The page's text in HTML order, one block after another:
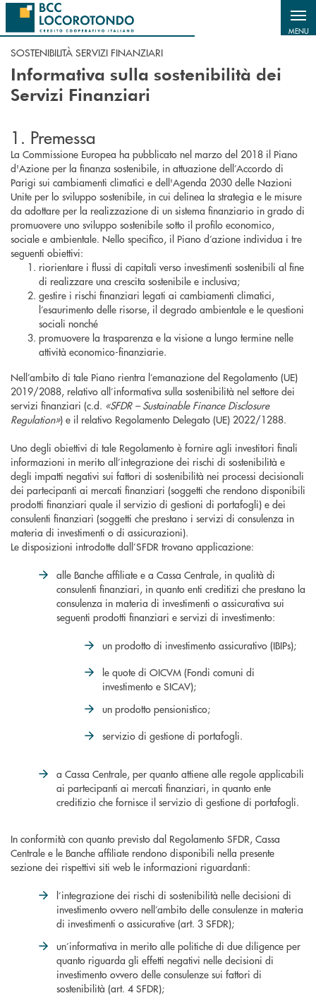
Salta al contenuto principale
MENU
SOSTENIBILITÀ SERVIZI FINANZIARI
Informativa sulla sostenibilità dei
Servizi Finanziari
1. Premessa
La Commissione Europea ha pubblicato nel marzo del 2018 il Piano
d'Azione per la finanza sostenibile, in attuazione dell’Accordo di
Parigi sui cambiamenti climatici e dell'Agenda 2030 delle Nazioni
Unite per lo sviluppo sostenibile, in cui delinea la strategia e le misure
da adottare per la realizzazione di un sistema finanziario in grado di
promuovere uno sviluppo sostenibile sotto il profilo economico,
sociale e ambientale. Nello specifico, il Piano d’azione individua i tre
seguenti obiettivi:
riorientare i flussi di capitali verso investimenti sostenibili al fine
di realizzare una crescita sostenibile e inclusiva;
gestire i rischi finanziari legati ai cambiamenti climatici,
l’esaurimento delle risorse, il degrado ambientale e le questioni
sociali nonché
promuovere la trasparenza e la visione a lungo termine nelle
attività economico-finanziarie.
Nell’ambito di tale Piano rientra l’emanazione del Regolamento (UE)
2019/2088, relativo all’informativa sulla sostenibilità nel settore dei
servizi finanziari (c.d. «SFDR – Sustainable Finance Disclosure
Regulation») e il relativo Regolamento Delegato (UE) 2022/1288.
Uno degli obiettivi di tale Regolamento è fornire agli investitori finali
informazioni in merito all’integrazione dei rischi di sostenibilità e
degli impatti negativi sui fattori di sostenibilità nei processi decisionali
dei partecipanti ai mercati finanziari (soggetti che rendono disponibili
prodotti finanziari quale il servizio di gestioni di portafogli) e dei
consulenti finanziari (soggetti che prestano i servizi di consulenza in
materia di investimenti o di assicurazioni).
Le disposizioni introdotte dall’SFDR trovano applicazione:
alle Banche affiliate e a Cassa Centrale, in qualità di
consulenti finanziari, in quanto enti creditizi che prestano la
consulenza in materia di investimenti o assicurativa sui
seguenti prodotti finanziari e servizi di investimento:
un prodotto di investimento assicurativo (IBIPs);
le quote di OICVM (Fondi comuni di
investimento e SICAV);
un prodotto pensionistico;
servizio di gestione di portafogli.
a Cassa Centrale, per quanto attiene alle regole applicabili
ai partecipanti ai mercati finanziari, in quanto ente
creditizio che fornisce il servizio di gestione di portafogli.
In conformità con quanto previsto dal Regolamento SFDR, Cassa
Centrale e le Banche affiliate rendono disponibili nella presente
sezione dei rispettivi siti web le informazioni riguardanti:
l’integrazione dei rischi di sostenibilità nelle decisioni di
investimento ovvero nell’ambito delle consulenze in materia
di investimenti o assicurative (art. 3 SFDR);
un’informativa in merito alle politiche di due diligence per
quanto riguarda gli effetti negativi nelle decisioni di
investimento ovvero delle consulenze sui fattori di
sostenibilità (art. 4 SFDR);